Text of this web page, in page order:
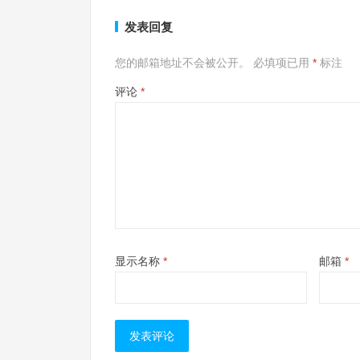
发表回复
您的邮箱地址不会被公开。 必填项已用 * 标注
评论 *
显示名称 * 邮箱 *